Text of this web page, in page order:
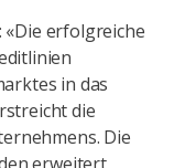
«Die erfolgreiche
in das
die
Die